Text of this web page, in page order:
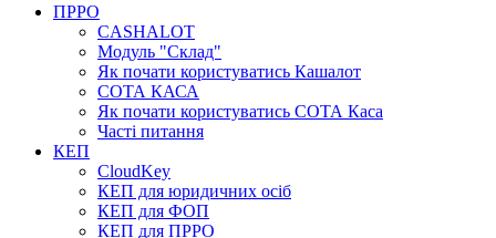
ПРРО
CASHALOT
Модуль "Склад"
Як почати користуватись Кашалот
СОТА КАСА
Як почати користуватись СОТА Каса
Часті питання
КЕП
CloudKey
КЕП для юридичних осіб
КЕП для ФОП
КЕП для ПРРО